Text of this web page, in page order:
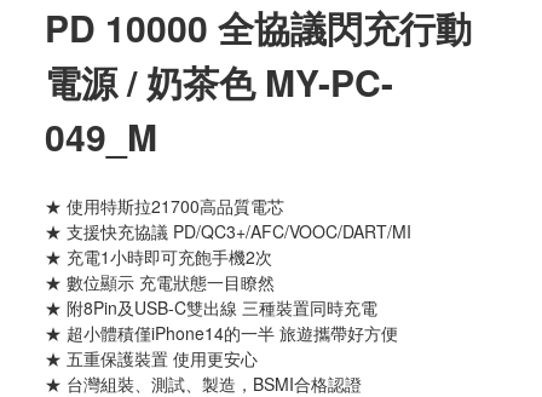
PD 10000 全協議閃充行動
電源 / 奶茶色 MY-PC-
049_M
★ 使用特斯拉21700高品質電芯
★ 支援快充協議 PD/QC3+/AFC/VOOC/DART/MI
★ 充電1小時即可充飽手機2次
★ 數位顯示 充電狀態一目瞭然
★ 附8Pin及USB-C雙出線 三種裝置同時充電
★ 超小體積僅iPhone14的一半 旅遊攜帶好方便
★ 五重保護裝置 使用更安心
★ 台灣組裝、測試、製造，BSMI合格認證